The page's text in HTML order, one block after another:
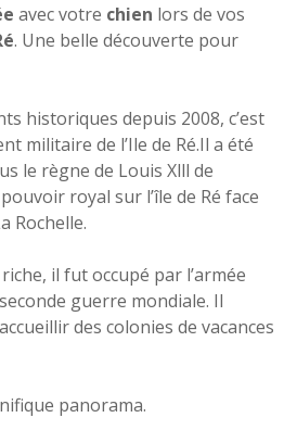
avec votre chien lors de vos
. Une belle découverte pour
historiques depuis 2008, c’est
militaire de l’Ile de Ré.Il a été
le règne de Louis Xlll de
royal sur l’île de Ré face
Rochelle.
il fut occupé par l’armée
guerre mondiale. Il
des colonies de vacances
panorama.